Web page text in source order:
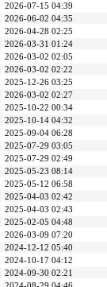
2026-07-15 04:39
2026-06-02 04:35
2026-04-28 02:25
2026-03-31 01:24
2026-03-02 02:05
2026-03-02 02:22
2025-12-26 03:25
2026-03-02 02:27
2025-10-22 00:34
2025-10-14 04:32
2025-09-04 06:28
2025-07-29 03:05
2025-07-29 02:49
2025-05-23 08:14
2025-05-12 06:58
2025-04-03 02:42
2025-04-03 02:43
2025-02-05 04:48
2026-03-09 07:20
2024-12-12 05:40
2024-10-17 04:12
2024-09-30 02:21